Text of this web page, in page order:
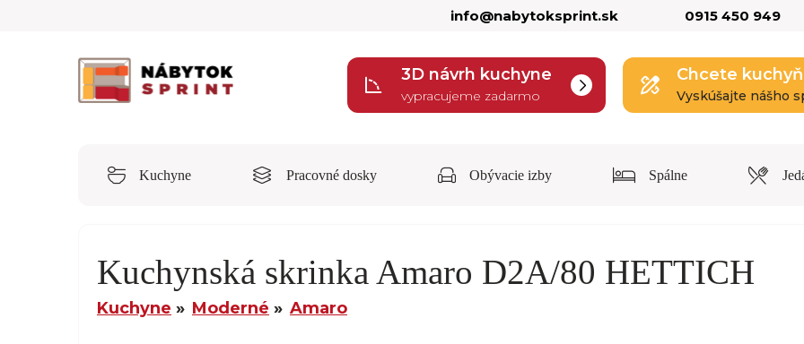
info@nabytoksprint.sk 0915 450 949
3D návrh kuchyne
vypracujeme zadarmo
Chcete
Vyskúšajte nášho
Kuchyne Pracovné dosky Obývacie izby Spálne
Kuchynská skrinka Amaro D2A/80 HETTICH
Kuchyne Moderné Amaro